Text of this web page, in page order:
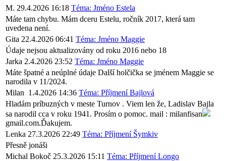
M. 29.4.2026 16:18 Téma: Jméno Estela
Máte tam chybu. Mám dceru Estelu, ročník 2017, která tam
uvedena není.
Gita 22.4.2026 06:41 Téma: Jméno Maggie
Údaje nejsou aktualizovány od roku 2016 nebo 18
Jarka 2.4.2026 23:52 Téma: Jméno Maggie
Máte špatné a neúplné údaje Další holčička se jménem Maggie se
narodila v 11/2024.
Milan 1.4.2026 14:36 Téma: Příjmení Bajlová
Hladám príbuzných v meste Turnov . Viem len že, Ladislav Bajla
sa narodil cca v roku 1941. Prosím o pomoc. mail : milanfisan
gmail.com.Ďakujem.
Lenka 27.3.2026 22:49 Téma: Příjmení Šymkiv
Přesně jonáši
Michal Bokoč 25.3.2026 15:11 Téma: Příjmení Longo